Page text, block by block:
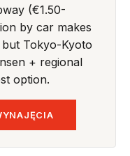
(€1.50-
by car makes
Tokyo-Kyoto
+ regional
option.